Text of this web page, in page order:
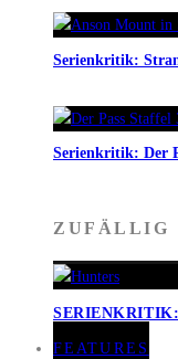
Serienkritik:
Serienkritik: Der
ZUFÄLLIG
FEATURES